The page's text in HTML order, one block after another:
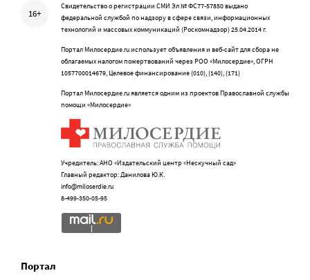
16+
Свидетельство о регистрации СМИ Эл № ФС77-57850 выдано
федеральной службой по надзору в сфере связи, информационных
технологий и массовых коммуникаций (Роскомнадзор) 25.04.2014 г.
Портал Милосердие.ru использует объявления и веб-сайт для сбора не
облагаемых налогом пожертвований через РОО «Милосердие», ОГРН
1057700014679, Целевое финансирование (010), (140), (171)
Портал Милосердие.ru является одним из проектов Православной службы
помощи «Милосердие»
Учредитель: АНО «Издательский центр «Нескучный сад»
Главный редактор: Данилова Ю.К.
info@miloserdie.ru
8-499-350-05-95
Портал